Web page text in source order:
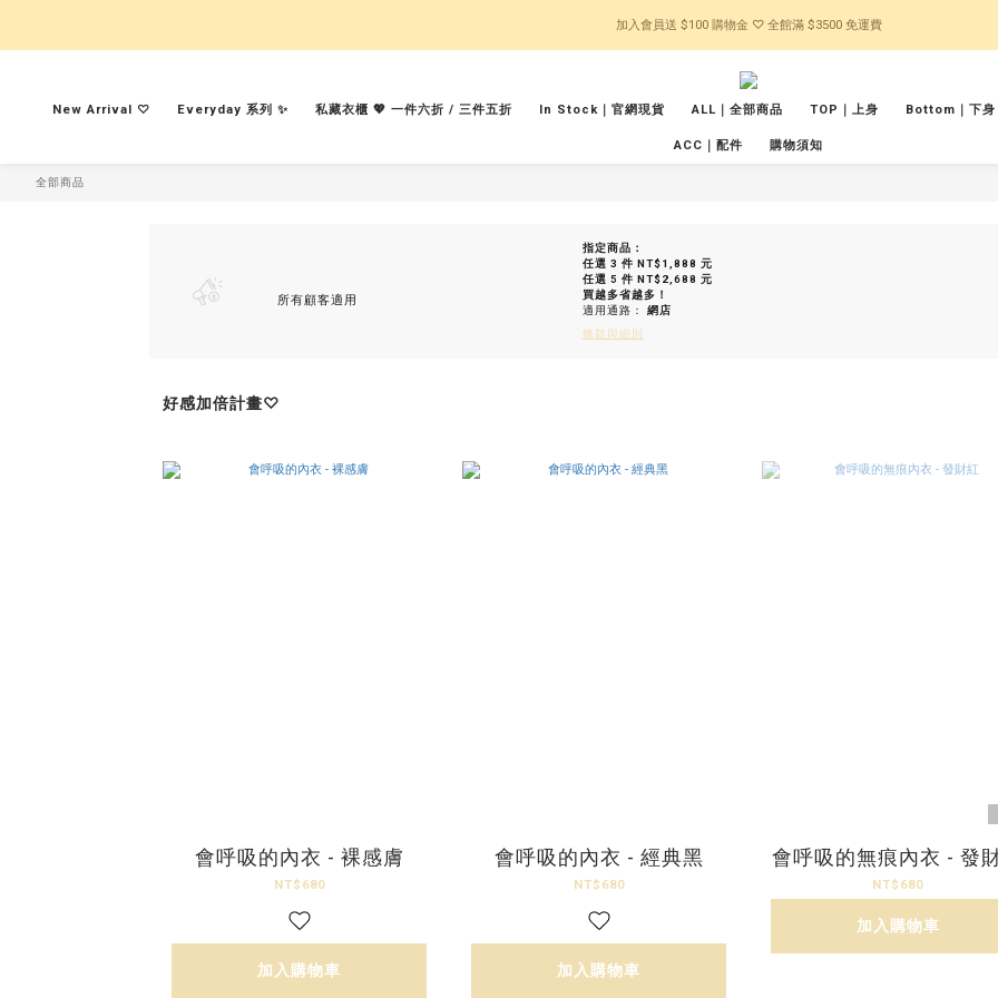
加入會員送 $100 購物金 ♡ 全館滿 $3500 免運費
New Arrival ♡︎ Everyday 系列 ✨ 私藏衣櫃 💖 一件六折 / 三件五折 In Stock｜官網現貨 ALL｜全部商品 TOP｜上身 Bottom｜下身
ACC｜配件 購物須知
全部商品
所有顧客適用
指定商品：
任選 3 件 NT$1,888 元
任選 5 件 NT$2,688 元
買越多省越多！
適用通路： 網店
條款與細則
好感加倍計畫♡
會呼吸的內衣 - 裸感膚
NT$680
加入購物車
會呼吸的內衣 - 經典黑
NT$680
加入購物車
會呼吸的無痕內衣 - 發
NT$680
加入購物車